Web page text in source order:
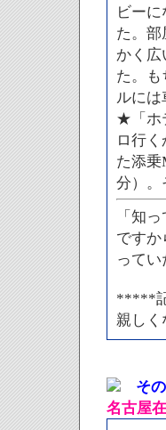
ビー
た。部
かく広
た。も
ルには
★「ホ
ロ行
た添
分）。
「知
ですか
ってい
*****
親しく
その
名古屋